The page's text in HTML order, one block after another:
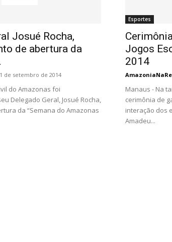
Josué Rocha,
de abertura da
1 de setembro de 2014
do Amazonas foi
Delegado Geral, Josué Rocha,
da “Semana do Amazonas
Esportes
Jogos
2014
Manaus - Na
cerimônia de
interação dos
Amadeu...